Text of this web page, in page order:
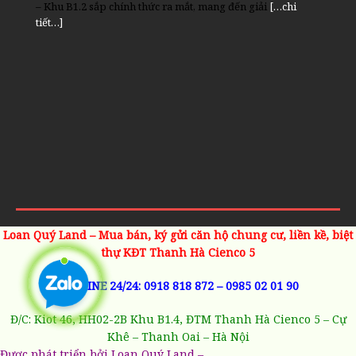
– Khu B1.2 sắp chính thức ra mắt, mang đến giải […chi
tiết…]
Loan Quý Land – Mua bán, ký gửi căn hộ chung cư, liền kề, biệt
thự KĐT Thanh Hà Cienco 5
HOTLINE 24/24: 0918 818 872 –0985 02 01 90
Đ/C: Kiot 46, HH02-2B Khu B1.4, ĐTM Thanh Hà Cienco 5 – Cự
Khê – Thanh Oai – Hà Nội